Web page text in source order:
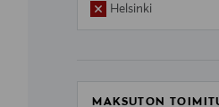
Helsinki
MAKSUTON